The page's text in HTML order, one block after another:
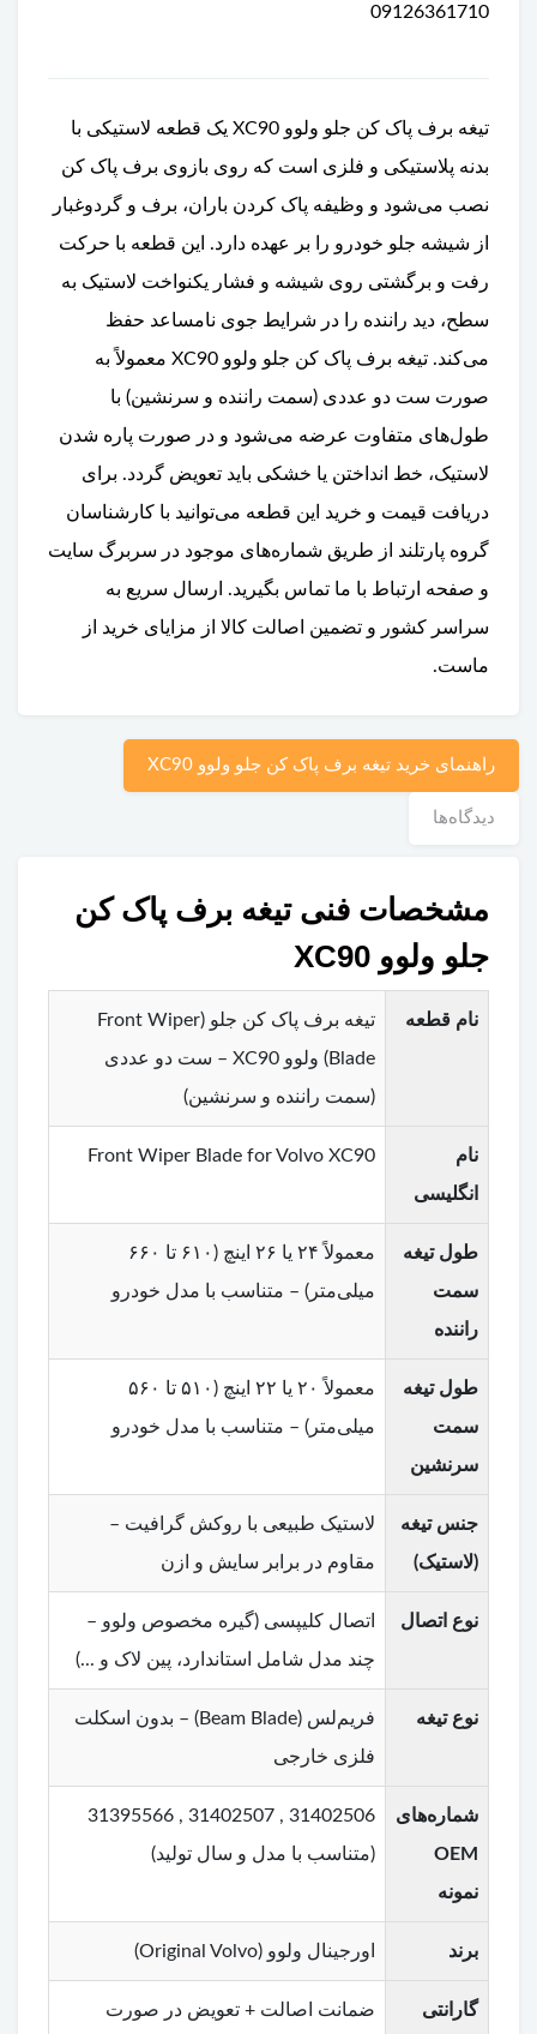
09126361710
تیغه برف پاک کن جلو ولوو XC90 یک قطعه لاستیکی با
بدنه پلاستیکی و فلزی است که روی بازوی برف پاک کن
نصب می‌شود و وظیفه پاک کردن باران، برف و گردوغبار
از شیشه جلو خودرو را بر عهده دارد. این قطعه با حرکت
رفت و برگشتی روی شیشه و فشار یکنواخت لاستیک به
سطح، دید راننده را در شرایط جوی نامساعد حفظ
می‌کند. تیغه برف پاک کن جلو ولوو XC90 معمولاً به
صورت ست دو عددی (سمت راننده و سرنشین) با
طول‌های متفاوت عرضه می‌شود و در صورت پاره شدن
لاستیک، خط انداختن یا خشکی باید تعویض گردد. برای
دریافت قیمت و خرید این قطعه می‌توانید با کارشناسان
گروه پارتلند از طریق شماره‌های موجود در سربرگ سایت
و صفحه ارتباط با ما تماس بگیرید. ارسال سریع به
سراسر کشور و تضمین اصالت کالا از مزایای خرید از
ماست.
راهنمای خرید تیغه برف پاک کن جلو ولوو XC90
دیدگاه‌ها
مشخصات فنی تیغه برف پاک کن
جلو ولوو XC90
نام قطعه
تیغه برف پاک کن جلو (Front Wiper
Blade) ولوو XC90 – ست دو عددی
(سمت راننده و سرنشین)
نام
انگلیسی
Front Wiper Blade for Volvo XC90
طول تیغه
سمت
راننده
معمولاً ۲۴ یا ۲۶ اینچ (۶۱۰ تا ۶۶۰
میلی‌متر) – متناسب با مدل خودرو
طول تیغه
سمت
سرنشین
معمولاً ۲۰ یا ۲۲ اینچ (۵۱۰ تا ۵۶۰
میلی‌متر) – متناسب با مدل خودرو
جنس تیغه
(لاستیک)
لاستیک طبیعی با روکش گرافیت –
مقاوم در برابر سایش و ازن
نوع اتصال
اتصال کلیپسی (گیره مخصوص ولوو –
چند مدل شامل استاندارد، پین لاک و ...)
نوع تیغه
فریم‌لس (Beam Blade) – بدون اسکلت
فلزی خارجی
شماره‌های
OEM
نمونه
31402506 , 31402507 , 31395566
(متناسب با مدل و سال تولید)
برند اورجینال ولوو (Original Volvo)
گارانتی ضمانت اصالت + تعویض در صورت